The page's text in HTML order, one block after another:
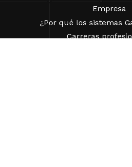
Empresa
¿Por qué los sistemas
Carreras